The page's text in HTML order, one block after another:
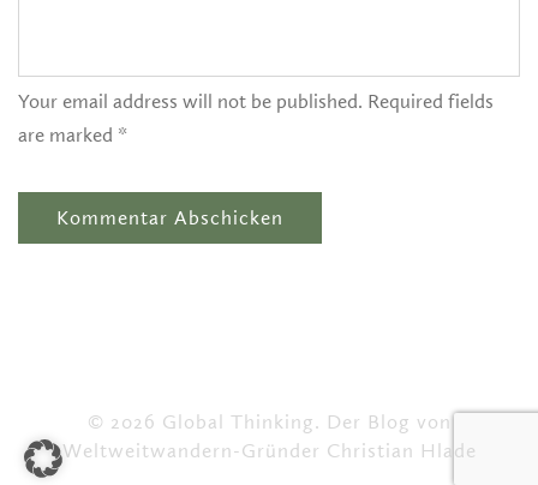
Your email address will not be published. Required fields
are marked *
© 2026 Global Thinking. Der Blog von
Weltweitwandern-Gründer Christian Hlade